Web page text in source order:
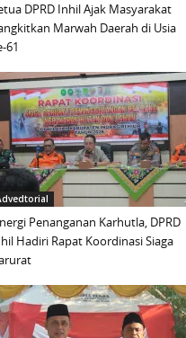
DPRD Inhil Ajak Masyarakat
Marwah Daerah di Usia
61
Penanganan Karhutla, DPRD
Hadiri Rapat Koordinasi Siaga